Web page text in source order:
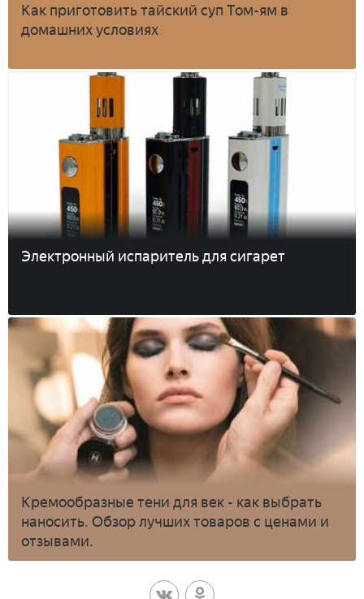
Как приготовить тайский суп Том-ям в
домашних условиях
Электронный испаритель для сигарет
Кремообразные тени для век - как выбрать
наносить. Обзор лучших товаров с ценами и
отзывами.